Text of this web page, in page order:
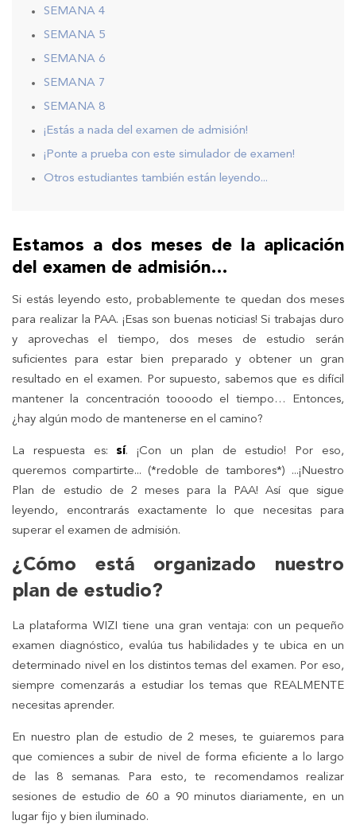
SEMANA 4
SEMANA 5
SEMANA 6
SEMANA 7
SEMANA 8
¡Estás a nada del examen de admisión!
¡Ponte a prueba con este simulador de examen!
Otros estudiantes también están leyendo...
Estamos a dos meses de la aplicación
del examen de admisión…
Si estás leyendo esto, probablemente te quedan dos meses
para realizar la PAA. ¡Esas son buenas noticias! Si trabajas duro
y aprovechas el tiempo, dos meses de estudio serán
suficientes para estar bien preparado y obtener un gran
resultado en el examen. Por supuesto, sabemos que es difícil
mantener la concentración toooodo el tiempo… Entonces,
¿hay algún modo de mantenerse en el camino?
La respuesta es: sí. ¡Con un plan de estudio! Por eso,
queremos compartirte... (*redoble de tambores*) ...¡Nuestro
Plan de estudio de 2 meses para la PAA! Así que sigue
leyendo, encontrarás exactamente lo que necesitas para
superar el examen de admisión.
¿Cómo está organizado nuestro
plan de estudio?
La plataforma WIZI tiene una gran ventaja: con un pequeño
examen diagnóstico, evalúa tus habilidades y te ubica en un
determinado nivel en los distintos temas del examen. Por eso,
siempre comenzarás a estudiar los temas que REALMENTE
necesitas aprender.
En nuestro plan de estudio de 2 meses, te guiaremos para
que comiences a subir de nivel de forma eficiente a lo largo
de las 8 semanas. Para esto, te recomendamos realizar
sesiones de estudio de 60 a 90 minutos diariamente, en un
lugar fijo y bien iluminado.